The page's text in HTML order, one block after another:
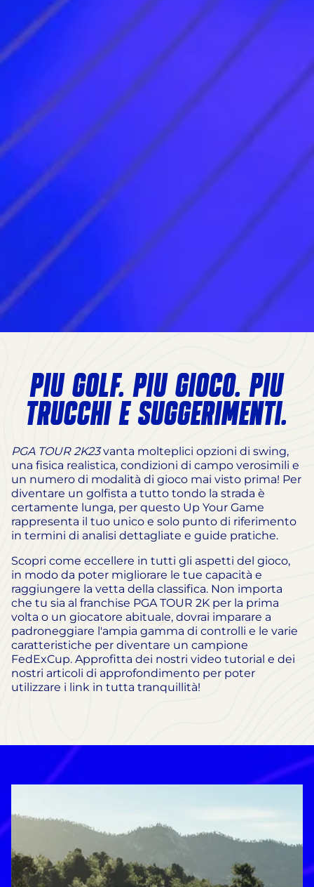
PIÙ GOLF. PIÙ GIOCO. PIÙ
TRUCCHI E SUGGERIMENTI.
PGA TOUR 2K23vanta molteplici opzioni di swing,
una fisica realistica, condizioni di campo verosimili e
un numero di modalità di gioco mai visto prima! Per
diventare un golfista a tutto tondo la strada è
certamente lunga, per questo Up Your Game
rappresenta il tuo unico e solo punto di riferimento
in termini di analisi dettagliate e guide pratiche.
Scopri come eccellere in tutti gli aspetti del gioco,
in modo da poter migliorare le tue capacità e
raggiungere la vetta della classifica. Non importa
che tu sia al franchise PGA TOUR 2K per la prima
volta o un giocatore abituale, dovrai imparare a
padroneggiare l'ampia gamma di controlli e le varie
caratteristiche per diventare un campione
FedExCup. Approfitta dei nostri video tutorial e dei
nostri articoli di approfondimento per poter
utilizzare i link in tutta tranquillità!